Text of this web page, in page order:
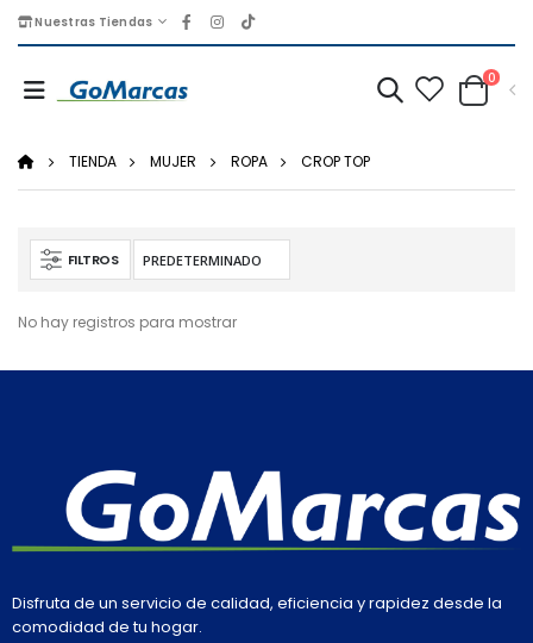
Nuestras Tiendas
0
TIENDA MUJER ROPA CROP TOP
FILTROS
No hay registros para mostrar
Disfruta de un servicio de calidad, eficiencia y rapidez desde la
comodidad de tu hogar.